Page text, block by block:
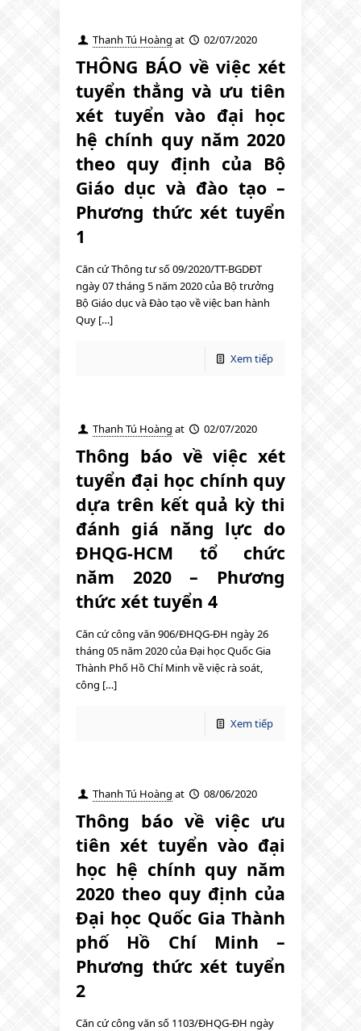
Thanh Tú Hoàng at 02/07/2020
THÔNG BÁO về việc xét
tuyển thẳng và ưu tiên
xét tuyển vào đại học
hệ chính quy năm 2020
theo quy định của Bộ
Giáo dục và đào tạo –
Phương thức xét tuyển
1
Căn cứ Thông tư số 09/2020/TT-BGDĐT
ngày 07 tháng 5 năm 2020 của Bộ trưởng
Bộ Giáo dục và Đào tạo về việc ban hành
Quy […]
Xem tiếp
Thanh Tú Hoàng at 02/07/2020
Thông báo về việc xét
tuyển đại học chính quy
dựa trên kết quả kỳ thi
đánh giá năng lực do
ĐHQG-HCM tổ chức
năm 2020 – Phương
thức xét tuyển 4
Căn cứ công văn 906/ĐHQG-ĐH ngày 26
tháng 05 năm 2020 của Đại học Quốc Gia
Thành Phố Hồ Chí Minh về việc rà soát,
công […]
Xem tiếp
Thanh Tú Hoàng at 08/06/2020
Thông báo về việc ưu
tiên xét tuyển vào đại
học hệ chính quy năm
2020 theo quy định của
Đại học Quốc Gia Thành
phố Hồ Chí Minh –
Phương thức xét tuyển
2
Căn cứ công văn số 1103/ĐHQG-ĐH ngày